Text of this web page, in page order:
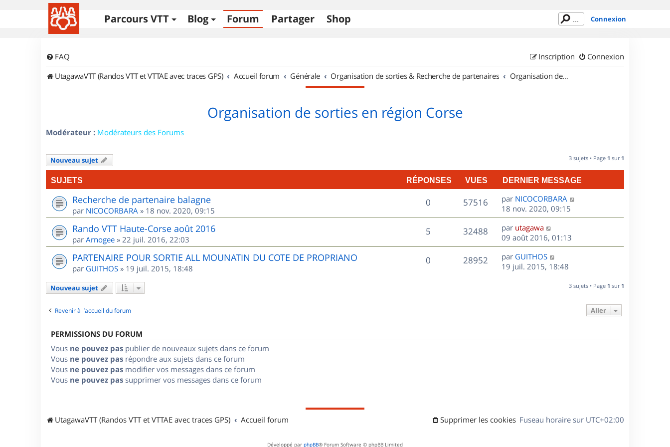
Parcours VTT Blog Forum Partager Shop Connexion
FAQ Connexion
Inscription
UtagawaVTT (Randos VTT et VTTAE avec traces GPS)
Accueil forum Générale Organisation de sorties & Recherche de partenaires Organisation de sorties en région Corse
Organisation de sorties en région Corse
Modérateur : Modérateurs des Forums
Nouveau sujet 3 sujets • Page 1 sur 1
SUJETS RÉPONSES VUES DERNIER MESSAGE
Recherche de partenaire balagne
par NICOCORBARA » 18 nov. 2020, 09:15
0R
é
o
57516V
u
e
s
D
e
r
n
i
e
r
m
par NICOCORBARA
18 nov. 2020, 09:15
Rando VTT Haute-Corse août 2016
par Arnogee » 22 juil. 2016, 22:03
5R
é
e
32488V
u
e
D
e
r
n
i
par utagawa
09 août 2016, 01:13
PARTENAIRE POUR SORTIE ALL MOUNATIN DU COTE DE PROPRIANO
par GUITHOS » 19 juil. 2015, 18:48
0R
28952V
D
e
par GUITHOS
19 juil. 2015, 18:48
Nouveau sujet 3 sujets • Page 1 sur 1
Revenir à l’accueil du forum Aller
PERMISSIONS DU FORUM
Vous ne pouvez pas publier de nouveaux sujets dans ce forum
Vous ne pouvez pas répondre aux sujets dans ce forum
Vous ne pouvez pas modifier vos messages dans ce forum
Vous ne pouvez pas supprimer vos messages dans ce forum
UtagawaVTT (Randos VTT et VTTAE avec traces GPS) Accueil forum Fuseau horaire sur UTC+02:00
Supprimer les cookies
Développé par phpBB® Forum Software © phpBB Limited